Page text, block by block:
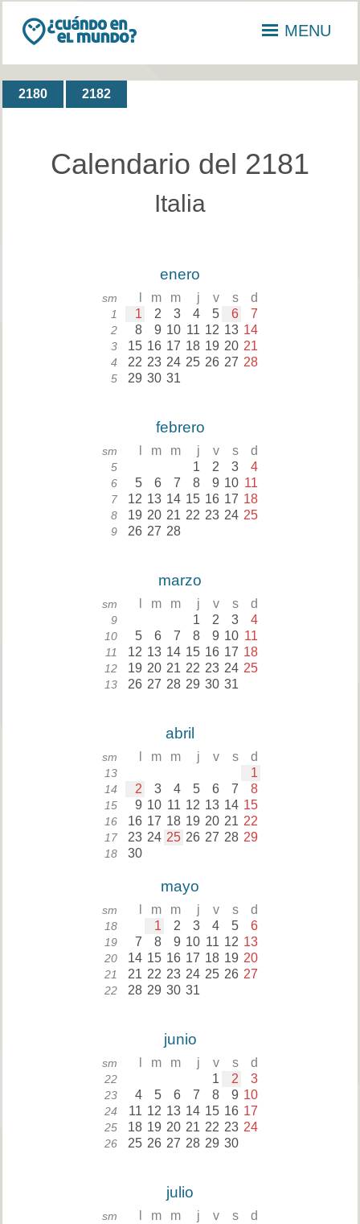
MENU
2180 2182
Calendario del 2181
Italia
enero
sm m m j v s d
1 1 2 3 4 5 6 7
2 8 9 10 11 12 13 14
3 15 16 17 18 19 20 21
4 22 23 24 25 26 27 28
5 29 30 31
febrero
sm m m j v s d
5 1 2 3 4
6 5 6 7 8 9 10 11
7 12 13 14 15 16 17 18
8 19 20 21 22 23 24 25
9 26 27 28
marzo
sm m m j v s d
9 1 2 3 4
10 5 6 7 8 9 10 11
11 12 13 14 15 16 17 18
12 19 20 21 22 23 24 25
13 26 27 28 29 30 31
abril
sm m m j v s d
13 1
14 2 3 4 5 6 7 8
15 9 10 11 12 13 14 15
16 16 17 18 19 20 21 22
17 23 24 25 26 27 28 29
18 30
mayo
sm m m j v s d
18 1 2 3 4 5 6
19 7 8 9 10 11 12 13
20 14 15 16 17 18 19 20
21 21 22 23 24 25 26 27
22 28 29 30 31
junio
sm m m j v s d
22 1 2 3
23 4 5 6 7 8 9 10
24 11 12 13 14 15 16 17
25 18 19 20 21 22 23 24
26 25 26 27 28 29 30
julio
sm m m j v s d